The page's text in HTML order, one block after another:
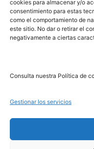
cookies para almacenar y/o
consentimiento para estas
como el comportamiento de
este sitio. No dar o retirar el
negativamente a ciertas
Consulta nuestra Política de
Gestionar los servicios